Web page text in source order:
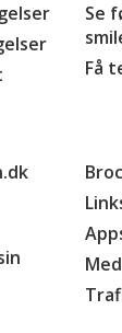
Se
Få